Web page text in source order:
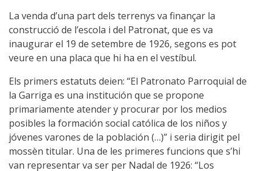
La venda d’una part dels terrenys va finançar la
construcció de l’escola i del Patronat, que es va
inaugurar el 19 de setembre de 1926, segons es pot
veure en una placa que hi ha en el vestíbul.
Els primers estatuts deien: “El Patronato Parroquial de
la Garriga es una institución que se propone
primariamente atender y procurar por los medios
posibles la formación social católica de los niños y
jóvenes varones de la población (…)” i seria dirigit pel
mossèn titular. Una de les primeres funcions que s’hi
van representar va ser per Nadal de 1926: “Los